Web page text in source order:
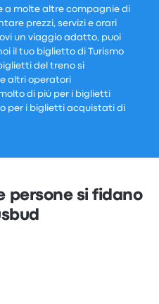
a molte altre compagnie di
prezzi, servizi e orari
un viaggio adatto, puoi
il tuo biglietto di Turismo
del treno si
altri operatori
di più per i biglietti
per i biglietti acquistati di
persone si fidano